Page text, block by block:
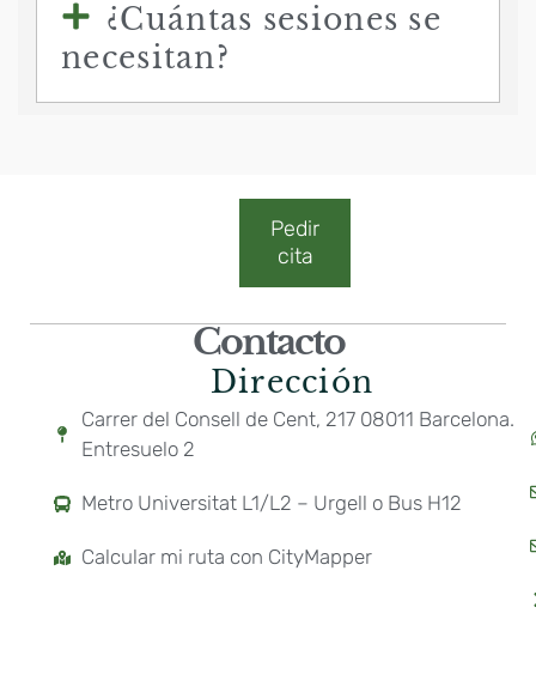
¿Cuántas sesiones se
necesitan?
Pedir
cita
Contacto
Dirección
Carrer del Consell de Cent, 217 08011 Barcelona.
Entresuelo 2
Metro Universitat L1/L2 – Urgell o Bus H12
Calcular mi ruta con CityMapper